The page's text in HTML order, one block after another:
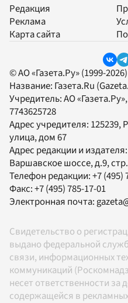
Редакция
Реклама
Карта сайта
© АО «Газета.Ру» (1999-
Название: Газета.Ru
Учредитель:АО «Газета.Ру»
7743625728
Адрес учредителя: 125239,
улица, дом 67
Адрес редакции и издателя:
Варшавское шоссе, д.9,
Телефон редакции:+7 (495)
Факс:+7 (495) 785-17-01
Электронная почта:
Свидетельство о
выдано федеральной
связи, информационных
коммуникаций
несет ответственности
содержащейся в